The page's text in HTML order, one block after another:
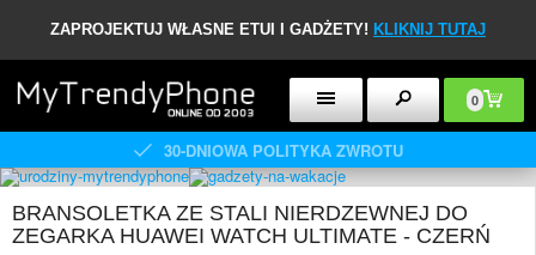
ZAPROJEKTUJ WŁASNE ETUI I GADŻETY! KLIKNIJ TUTAJ
0
30-DNIOWA POLITYKA ZWROTU
BRANSOLETKA ZE STALI NIERDZEWNEJ DO
ZEGARKA HUAWEI WATCH ULTIMATE - CZERŃ